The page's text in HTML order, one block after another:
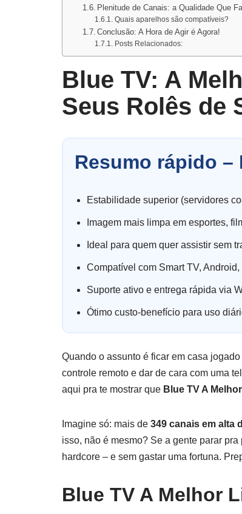
Plenitude de Canais: a Qualidade Que
Quais aparelhos são compatíveis?
Conclusão: A Hora de Agir é Agora!
Posts Relacionados:
Blue TV: A
Seus Rolês de
Resumo rápido –
Estabilidade superior (servidores
Imagem mais limpa em esportes,
Ideal para quem quer assistir sem
Compatível com Smart TV,
Suporte ativo e entrega rápida via
Ótimo custo-benefício para uso
Quando o assunto é ficar em casa
controle remoto e dar de cara com uma
aqui pra te mostrar que Blue TV A
Imagine só: mais de 349 canais em alta
isso, não é mesmo? Se a gente parar
hardcore – e sem gastar uma fortuna.
Blue TV A Melhor